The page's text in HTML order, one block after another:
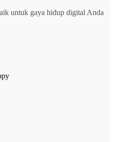
untuk gaya hidup digital Anda